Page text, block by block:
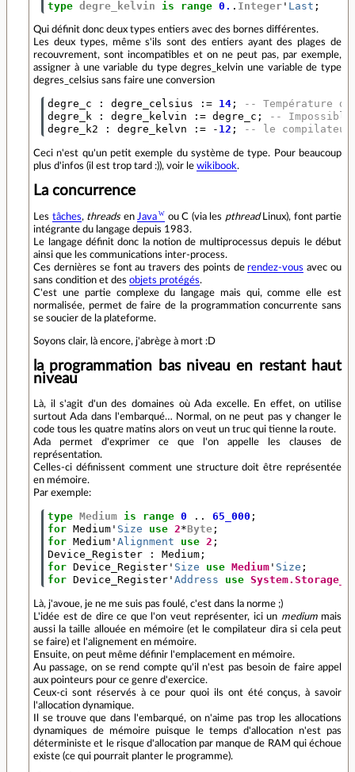
type degre_kelvin is range 0. . Integer ' Last ;
Qui définit donc deux types entiers avec des bornes différentes.
Les deux types, même s'ils sont des entiers ayant des plages de
recouvrement, sont incompatibles et on ne peut pas, par exemple,
assigner à une variable du type degres_kelvin une variable de type
degres_celsius sans faire une conversion
degre_c : degre_celsius := 14 ;
-- Température
degre_k
: degre_kelvin := degre_c ;
--
degre_k2
: degre_kelvn := - 12 ; -- le compilateur
Ceci n'est qu'un petit exemple du système de type. Pour beaucoup
plus d'infos (il est trop tard :)), voir lewikibook.
La concurrence
Les tâches, threadsen Java ou C (via les pthreadLinux), font partie
intégrante du langage depuis 1983.
Le langage définit donc la notion de multiprocessus depuis le début
ainsi que les communications inter-process.
Ces dernières se font au travers des points de rendez-vous avec ou
sans condition et desobjets protégés.
C'est une partie complexe du langage mais qui, comme elle est
normalisée, permet de faire de la programmation concurrente sans
se soucier de la plateforme.
Soyons clair, là encore, j'abrège à mort :D
la programmation bas niveau en restant haut
niveau
Là, il s'agit d'un des domaines où Ada excelle. En effet, on utilise
surtout Ada dans l'embarqué… Normal, on ne peut pas y changer le
code tous les quatre matins alors on veut un truc qui tienne la route.
Ada permet d'exprimer ce que l'on appelle les clauses de
représentation.
Celles-ci définissent comment une structure doit être représentée
en mémoire.
Par exemple:
type Medium is range 0 .. 65_000 ;
for Medium ' Size use 2*Byte ;
for Medium 'Alignment use 2 ;
Device_Register
: Medium ;
for Device_Register ' Size use Medium ' Size ;
for Device_Register 'Address use
Là, j'avoue, je ne me suis pas foulé, c'est dans la norme ;)
L'idée est de dire ce que l'on veut représenter, ici un mediummais
aussi la taille allouée en mémoire (et le compilateur dira si cela peut
se faire) et l'alignement en mémoire.
Ensuite, on peut même définir l'emplacement en mémoire.
Au passage, on se rend compte qu'il n'est pas besoin de faire appel
aux pointeurs pour ce genre d'exercice.
Ceux-ci sont réservés à ce pour quoi ils ont été conçus, à savoir
l'allocation dynamique.
Il se trouve que dans l'embarqué, on n'aime pas trop les allocations
dynamiques de mémoire puisque le temps d'allocation n'est pas
déterministe et le risque d'allocation par manque de RAM qui échoue
existe (ce qui pourrait planter le programme).